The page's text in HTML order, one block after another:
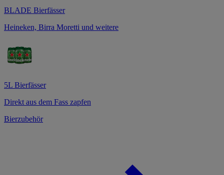
BLADE Bierfässer
Heineken, Birra Moretti und weitere
5L Bierfässer
Direkt aus dem Fass zapfen
Bierzubehör